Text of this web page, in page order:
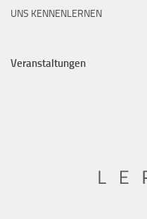
UNS KENNENLERNEN
Veranstaltungen